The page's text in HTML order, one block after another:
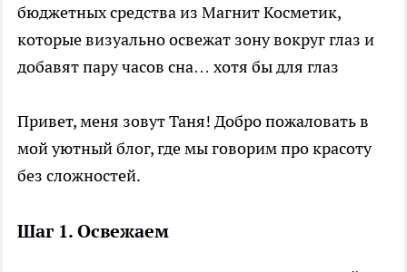
бюджетных средства из Магнит Косметик,
которые визуально освежат зону вокруг глаз и
добавят пару часов сна… хотя бы для глаз
Привет, меня зовут Таня! Добро пожаловать в
мой уютный блог, где мы говорим про красоту
без сложностей.
Шаг 1. Освежаем